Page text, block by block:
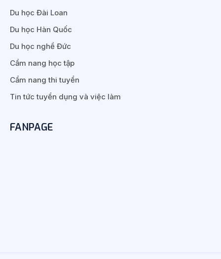
Du học Đài Loan
Du học Hàn Quốc
Du học nghề Đức
Cẩm nang học tập
Cẩm nang thi tuyển
Tin tức tuyển dụng và việc làm
FANPAGE